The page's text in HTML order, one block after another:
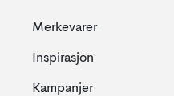
Merkevarer
Inspirasjon
Kampanjer